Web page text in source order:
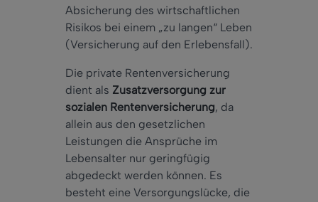
Absicherung des wirtschaftlichen
Risikos bei einem „zu langen“ Leben
(Versicherung auf den Erlebensfall).
Die private Rentenversicherung
dient als Zusatzversorgung zur
sozialen Rentenversicherung, da
allein aus den gesetzlichen
Leistungen die Ansprüche im
Lebensalter nur geringfügig
abgedeckt werden können. Es
besteht eine Versorgungslücke, die